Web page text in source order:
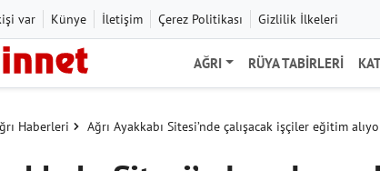
var Künye İletişim Çerez Politikası Gizlilik İlkeleri
AĞRI RÜYA TABIRLERI
Haberleri Ağrı Ayakkabı Sitesi’nde çalışacak işçiler eğitim